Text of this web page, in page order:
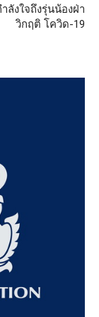
ลังใจถึงรุ่นน้องฝ่า
วิกฤติ โควิด-19